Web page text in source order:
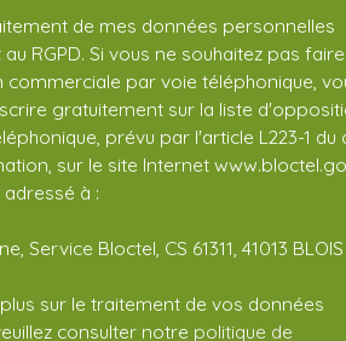
de mes données personnelles
RGPD. Si vous ne souhaitez pas
par voie téléphonique,
gratuitement sur la liste
prévu par l'article L223-1 du
sur le site Internet
à :
Service Bloctel, CS 61311, 41013 BLOIS
sur le traitement de vos données
consulter notre politique de